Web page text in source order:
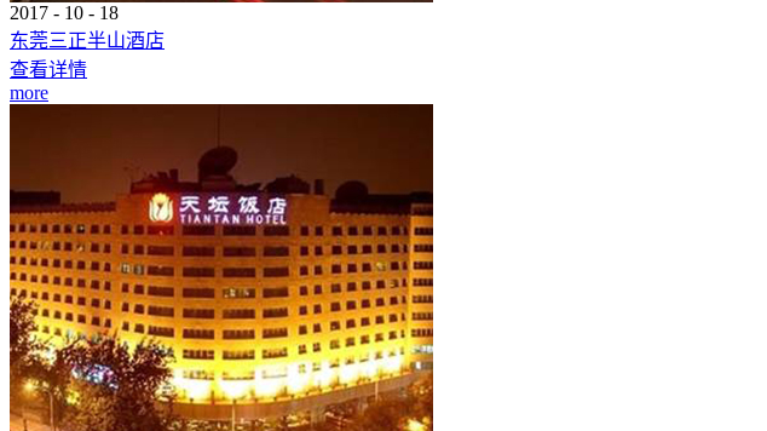
2017 - 10 - 18
东莞三正半山酒店
查看详情
more